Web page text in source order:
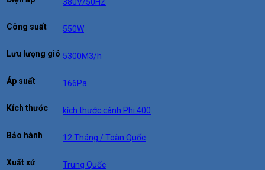
Công suất 550W
Lưu lượng gió 5300M3/h
Áp suất 166Pa
Kích thước kích thước cánh Phi 400
Bảo hành 12 Tháng / Toàn Quốc
Xuất xứ Trung Quốc